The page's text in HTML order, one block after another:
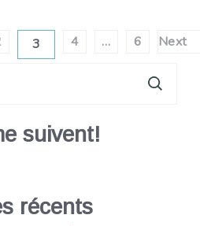
Page
3 4 … 6 Next
suivent!
récents